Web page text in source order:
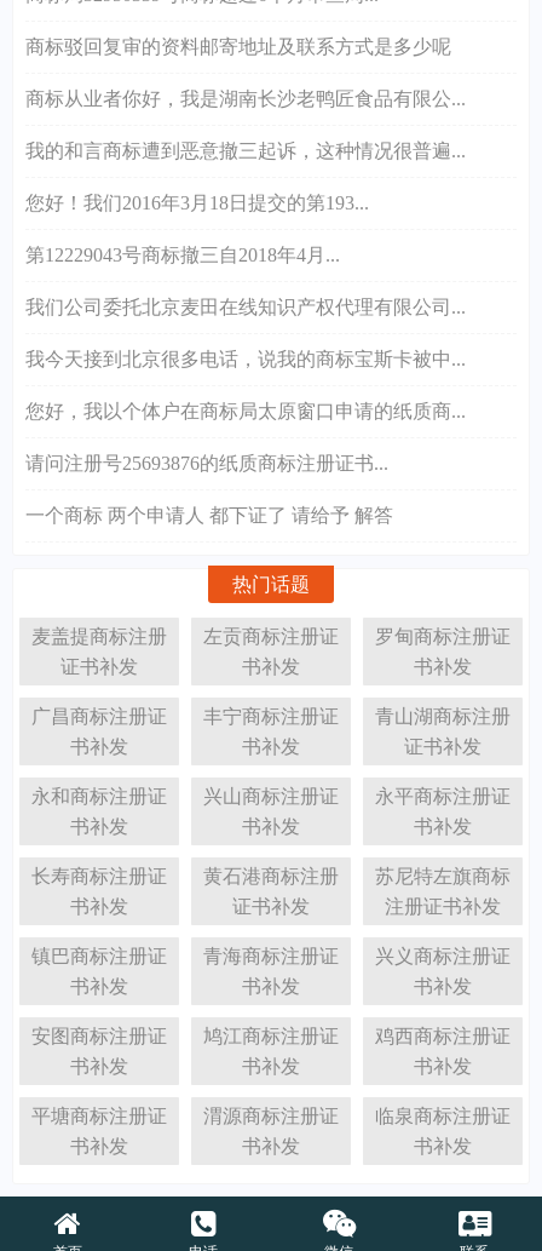
商标驳回复审的资料邮寄地址及联系方式是多少呢
商标从业者你好，我是湖南长沙老鸭匠食品有限公...
我的和言商标遭到恶意撤三起诉，这种情况很普遍...
您好！我们2016年3月18日提交的第193...
第12229043号商标撤三自2018年4月...
我们公司委托北京麦田在线知识产权代理有限公司...
我今天接到北京很多电话，说我的商标宝斯卡被中...
您好，我以个体户在商标局太原窗口申请的纸质商...
请问注册号25693876的纸质商标注册证书...
一个商标 两个申请人 都下证了 请给予 解答
热门话题
麦盖提商标注册
证书补发
左贡商标注册证
书补发
罗甸商标注册证
书补发
广昌商标注册证
书补发
丰宁商标注册证
书补发
青山湖商标注册
证书补发
永和商标注册证
书补发
兴山商标注册证
书补发
永平商标注册证
书补发
长寿商标注册证
书补发
黄石港商标注册
证书补发
苏尼特左旗商标
注册证书补发
镇巴商标注册证
书补发
青海商标注册证
书补发
兴义商标注册证
书补发
安图商标注册证
书补发
鸠江商标注册证
书补发
鸡西商标注册证
书补发
平塘商标注册证
书补发
渭源商标注册证
书补发
临泉商标注册证
书补发